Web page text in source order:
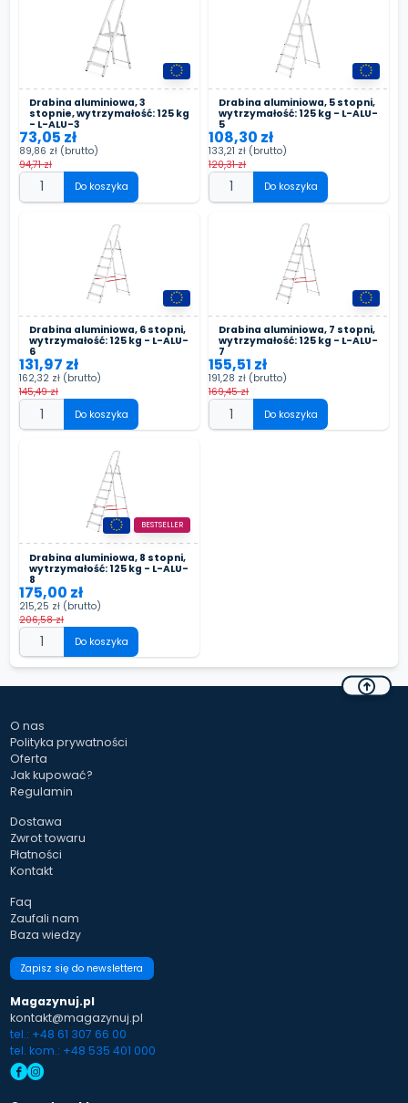
Drabina aluminiowa, 3
stopnie, wytrzymałość: 125 kg
- L-ALU-3
73,05 zł
89,86 zł (brutto)
94,71 zł
Do koszyka
Drabina aluminiowa, 5 stopni,
wytrzymałość: 125 kg - L-ALU-
5
108,30 zł
133,21 zł (brutto)
120,31 zł
Do koszyka
Drabina aluminiowa, 6 stopni,
wytrzymałość: 125 kg - L-ALU-
6
131,97 zł
162,32 zł (brutto)
145,49 zł
Do koszyka
Drabina aluminiowa, 7 stopni,
wytrzymałość: 125 kg - L-ALU-
7
155,51 zł
191,28 zł (brutto)
169,45 zł
Do koszyka
Drabina aluminiowa, 8 stopni,
wytrzymałość: 125 kg - L-ALU-
8
BESTSELLER
175,00 zł
215,25 zł (brutto)
206,58 zł
Do koszyka
O nas
Polityka prywatności
Oferta
Jak kupować?
Regulamin
Dostawa
Zwrot towaru
Płatności
Kontakt
Faq
Zaufali nam
Baza wiedzy
Zapisz się do newslettera
Magazynuj.pl
kontakt@magazynuj.pl
tel.: +48 61 307 66 00
tel. kom.: +48 535 401 000